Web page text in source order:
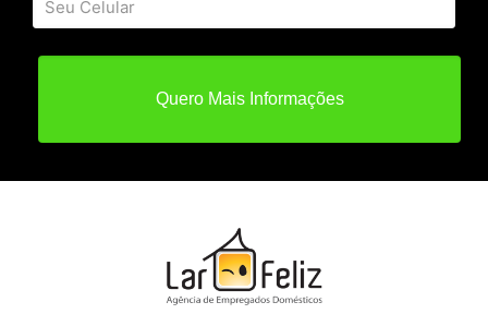
Quero Mais Informações